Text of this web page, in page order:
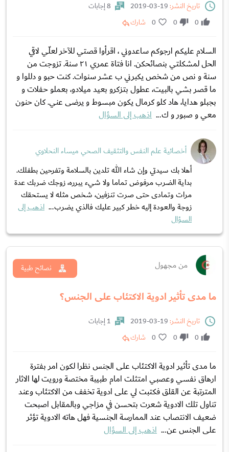
تاريخ النشر:
8 إجابات
0
0
0 شارك
السلام عليكم ارجوكم ساعدوني ، اقرأوا قصتي للآخر لعلّي لاقي
الحل لمشكلتي بنصائحكن. انا فتاة عمري ٢١ سنة. تزوجت من
سنة و نص من شخص يكبرني ب عشر سنوات. كنت حبو و دللوا و
ما قصر بشي بالبيت، عطول بتزكرو بعيد ميلادو، بعملو حفلات و
بجبلو هدايا، هاد كلو كرمال يكون مبسوط و يرضى عني. كان حنون
معي و صبور و ك... اذهب إلى السؤال
أخصائية علم النفس والتثقيف الصحي ميساء النحلاوي
أهلا بك سيدتي وإن شاء الله تلدين بالسلامة وتفرحين بطفلك.
بداية الضرب مرفوض تماما ولا شيء يبرره، زوجك ضربك عدة
مرات وتمادى حتى صرت تنزفين، شخص مثله لا يستحقك
زوجة والعودة إليه خطر كبير عليك فالذي يضرب... اذهب إلى
السؤال
من مجهول
ما مدى تأثير ادوية الاكتئاب على الجنس؟
نصائح طبية
تاريخ النشر:
1 إجابات
0
0
0 شارك
ما مدى تأثير ادوية الاكتئاب على الجنس نظرا لكون امر بفترة
ارهاق نفسي وعصبي امتثلت امام طبيبة مختصة ورويت لها الاثار
المترتبة عن القلق فكتبت لي على ادوية تخفف من الاكتئاب وعند
تناول تلك الادوية شعرت بتحسن في مزاجي وبالمقابل اصبحت
ضعيف الانتصاب عند الممارسة الجنسية فهل هاته الادوية تؤثر
على الجنس عن... اذهب إلى السؤال